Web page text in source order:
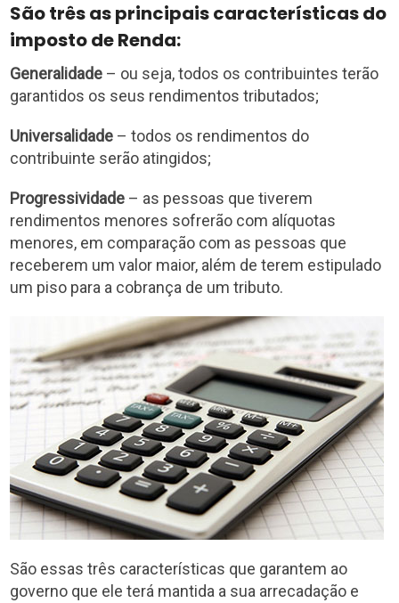
São três as principais características do
imposto de Renda:
Generalidade – ou seja, todos os contribuintes terão
garantidos os seus rendimentos tributados;
Universalidade – todos os rendimentos do
contribuinte serão atingidos;
Progressividade – as pessoas que tiverem
rendimentos menores sofrerão com alíquotas
menores, em comparação com as pessoas que
receberem um valor maior, além de terem estipulado
um piso para a cobrança de um tributo.
São essas três características que garantem ao
governo que ele terá mantida a sua arrecadação e